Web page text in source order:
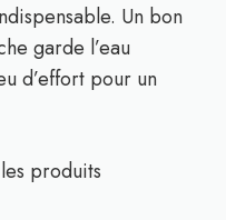
Un bon
garde l’eau
d’effort pour un
produits